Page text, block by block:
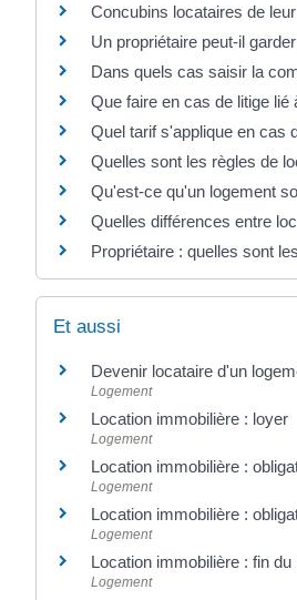
Concubins locataires de
Un propriétaire peut-il
Dans quels cas saisir la
Que faire en cas de litige lié
Quel tarif s'applique en cas
Quelles sont les règles de
Qu'est-ce qu'un logement
Quelles différences entre
Propriétaire : quelles sont
Et aussi
Devenir locataire d'un
Logement
Location immobilière : loyer
Logement
Location immobilière :
Logement
Location immobilière :
Logement
Location immobilière : fin du
Logement